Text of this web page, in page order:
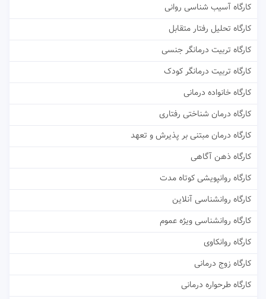
کارگاه آسیب شناسی روانی
کارگاه تحلیل رفتار متقابل
کارگاه تربیت درمانگر جنسی
کارگاه تربیت درمانگر کودک
کارگاه خانواده درمانی
کارگاه درمان شناختی رفتاری
کارگاه درمان مبتنی بر پذیرش و تعهد
کارگاه ذهن آگاهی
کارگاه روانپویشی کوتاه مدت
کارگاه روانشناسی آنلاین
کارگاه روانشناسی ویژه عموم
کارگاه روانکاوی
کارگاه زوج درمانی
کارگاه طرحواره درمانی